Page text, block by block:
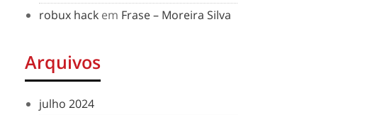
robux hack em Frase – Moreira Silva
Arquivos
julho 2024